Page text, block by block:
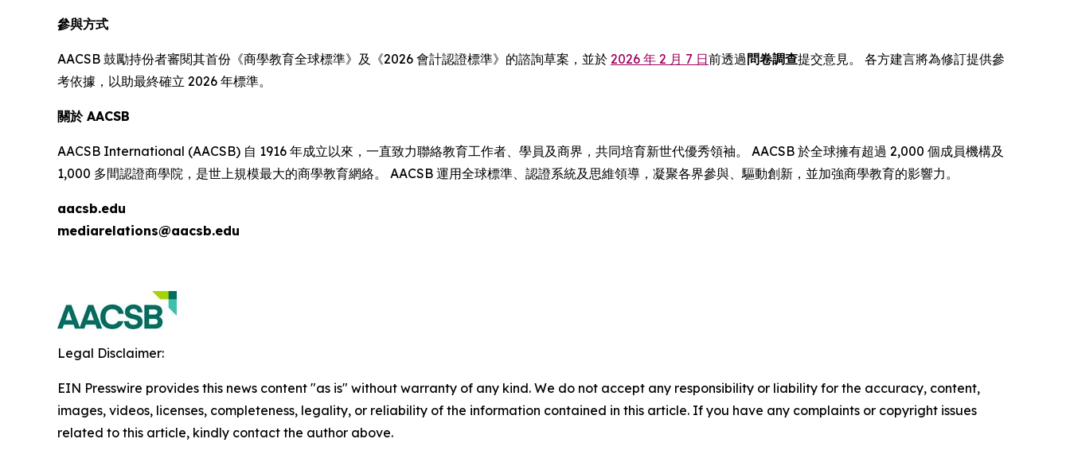
參與方式
AACSB 鼓勵持份者審閱其首份《商學教育全球標準》及《2026 會計認證標準》的諮詢草案，並於 2026 年 2 月 7 日前透過 問卷調查提交意見。 各方建言將為修訂提供參
考依據，以助最終確立 2026 年標準。
關於 AACSB
AACSB International (AACSB) 自 1916 年成立以來，一直致力聯絡教育工作者、學員及商界，共同培育新世代優秀領袖。 AACSB 於全球擁有超過 2,000 個成員機構及
1,000 多間認證商學院，是世上規模最大的商學教育網絡。 AACSB 運用全球標準、認證系統及思維領導，凝聚各界參與、驅動創新，並加強商學教育的影響力。
aacsb.edu
mediarelations@aacsb.edu
Legal Disclaimer:
EIN Presswire provides this news content "as is" without warranty of any kind. We do not accept any responsibility or liability for the accuracy, content,
images, videos, licenses, completeness, legality, or reliability of the information contained in this article. If you have any complaints or copyright issues
related to this article, kindly contact the author above.